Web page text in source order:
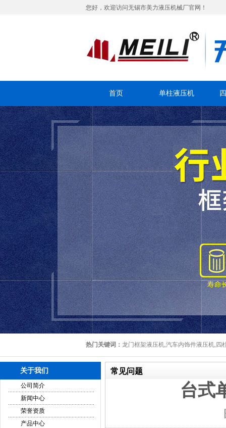
您好，欢迎访问无锡市美力液压机械厂官网！
首页 单柱液压机
热门关键词： 龙门框架液压机,汽车内饰件液压机,四
关于我们
公司简介
新闻中心
荣誉资质
产品中心
常见问题
台式